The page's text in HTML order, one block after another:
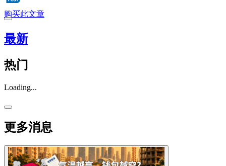
购买此文章
最新
热门
Loading...
更多消息